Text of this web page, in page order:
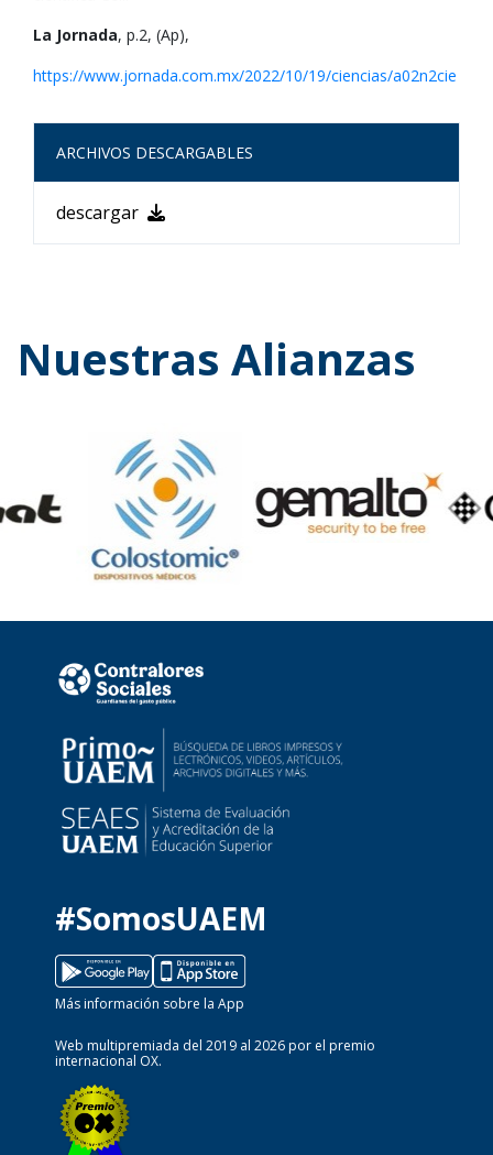
La Jornada, p.2, (Ap),
https://www.jornada.com.mx/2022/10/19/ciencias/a02n2cie
ARCHIVOS DESCARGABLES
descargar
Nuestras Alianzas
#SomosUAEM
Más información sobre la App
Web multipremiada del 2019 al 2026 por el premio
internacional OX.